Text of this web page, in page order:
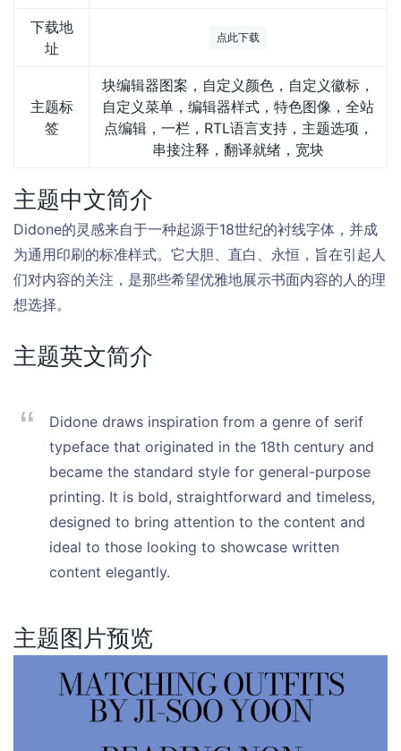
下载地
址
点此下载
主题标
签
块编辑器图案，自定义颜色，自定义徽标，
自定义菜单，编辑器样式，特色图像，全站
点编辑，一栏，RTL语言支持，主题选项，
串接注释，翻译就绪，宽块
主题中文简介
Didone的灵感来自于一种起源于18世纪的衬线字体，并成
为通用印刷的标准样式。它大胆、直白、永恒，旨在引起人
们对内容的关注，是那些希望优雅地展示书面内容的人的理
想选择。
主题英文简介
Didone draws inspiration from a genre of serif
typeface that originated in the 18th century and
became the standard style for general-purpose
printing. It is bold, straightforward and timeless,
designed to bring attention to the content and
ideal to those looking to showcase written
content elegantly.
主题图片预览